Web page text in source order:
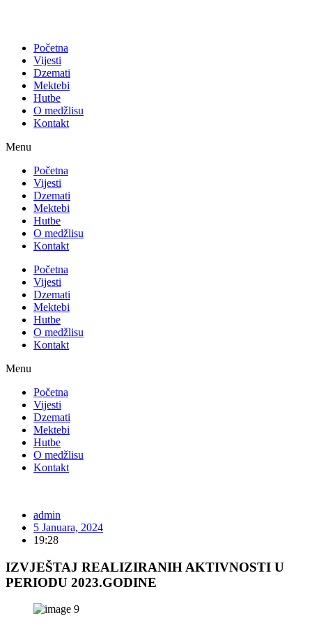
Početna
Vijesti
Dzemati
Mektebi
Hutbe
O medžlisu
Kontakt
Menu
Početna
Vijesti
Dzemati
Mektebi
Hutbe
O medžlisu
Kontakt
Početna
Vijesti
Dzemati
Mektebi
Hutbe
O medžlisu
Kontakt
Menu
Početna
Vijesti
Dzemati
Mektebi
Hutbe
O medžlisu
Kontakt
admin
5 Januara, 2024
19:28
IZVJEŠTAJ REALIZIRANIH AKTIVNOSTI U
PERIODU 2023.GODINE